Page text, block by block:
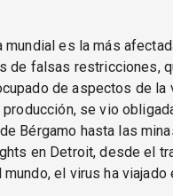
mundial es la más
de falsas restricciones,
de aspectos de
se vio
Bérgamo hasta las
en Detroit, desde el
el virus ha